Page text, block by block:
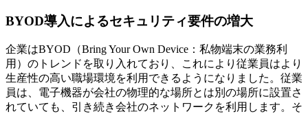
BYOD導入によるセキュリティ要件の増大
企業はBYOD（Bring Your Own Device：私物端末の業務利
用）のトレンドを取り入れており、これにより従業員はより
生産性の高い職場環境を利用できるようになりました。従業
員は、電子機器が会社の物理的な場所とは別の場所に設置さ
れていても、引き続き会社のネットワークを利用します。そ